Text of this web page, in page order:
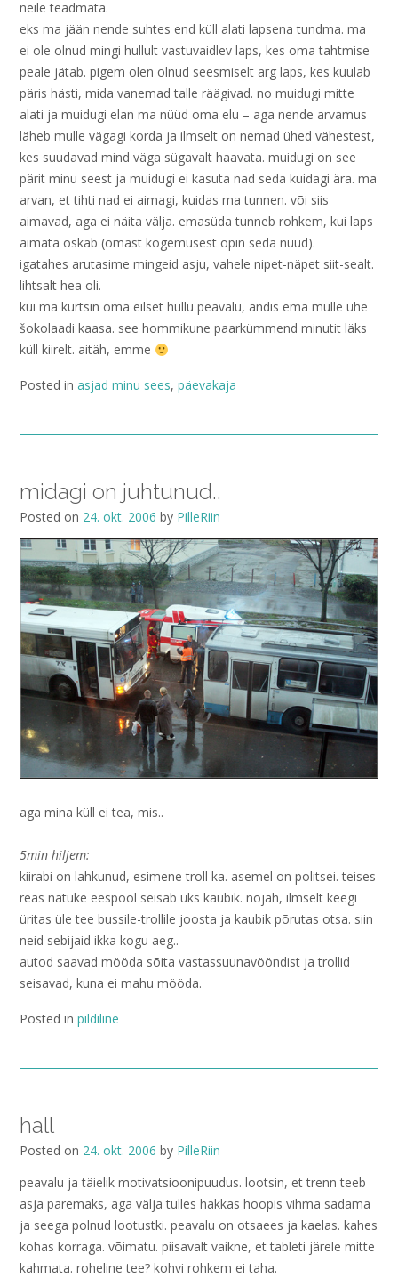
neile teadmata.
eks ma jään nende suhtes end küll alati lapsena tundma. ma
ei ole olnud mingi hullult vastuvaidlev laps, kes oma tahtmise
peale jätab. pigem olen olnud seesmiselt arg laps, kes kuulab
päris hästi, mida vanemad talle räägivad. no muidugi mitte
alati ja muidugi elan ma nüüd oma elu – aga nende arvamus
läheb mulle vägagi korda ja ilmselt on nemad ühed vähestest,
kes suudavad mind väga sügavalt haavata. muidugi on see
pärit minu seest ja muidugi ei kasuta nad seda kuidagi ära. ma
arvan, et tihti nad ei aimagi, kuidas ma tunnen. või siis
aimavad, aga ei näita välja. emasüda tunneb rohkem, kui laps
aimata oskab (omast kogemusest õpin seda nüüd).
igatahes arutasime mingeid asju, vahele nipet-näpet siit-sealt.
lihtsalt hea oli.
kui ma kurtsin oma eilset hullu peavalu, andis ema mulle ühe
šokolaadi kaasa. see hommikune paarkümmend minutit läks
küll kiirelt. aitäh, emme
Posted in asjad minu sees, päevakaja
midagi on juhtunud..
Posted on 24. okt. 2006 by PilleRiin
aga mina küll ei tea, mis..
5min hiljem:
kiirabi on lahkunud, esimene troll ka. asemel on politsei. teises
reas natuke eespool seisab üks kaubik. nojah, ilmselt keegi
üritas üle tee bussile-trollile joosta ja kaubik põrutas otsa. siin
neid sebijaid ikka kogu aeg..
autod saavad mööda sõita vastassuunavööndist ja trollid
seisavad, kuna ei mahu mööda.
Posted in pildiline
hall
Posted on 24. okt. 2006 by PilleRiin
peavalu ja täielik motivatsioonipuudus. lootsin, et trenn teeb
asja paremaks, aga välja tulles hakkas hoopis vihma sadama
ja seega polnud lootustki. peavalu on otsaees ja kaelas. kahes
kohas korraga. võimatu. piisavalt vaikne, et tableti järele mitte
kahmata. roheline tee? kohvi rohkem ei taha.